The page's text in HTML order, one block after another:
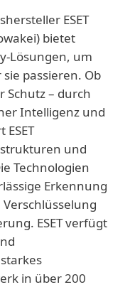
ESET
bietet
Lösungen, um
passieren. Ob
Schutz – durch
Intelligenz und
und
Technologien
Erkennung
ESET verfügt
in über 200